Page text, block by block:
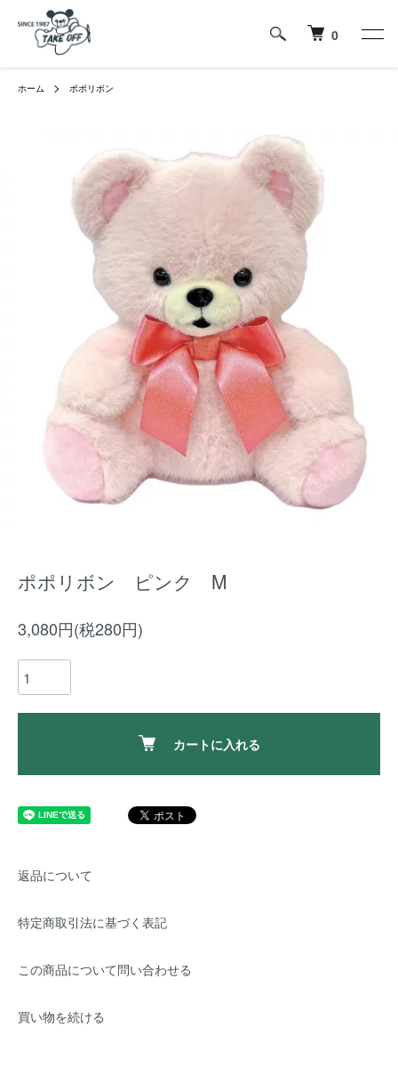
0
ホーム ポポリボン
ポポリボン ピンク M
3,080円(税280円)
カートに入れる
返品について
特定商取引法に基づく表記
この商品について問い合わせる
買い物を続ける